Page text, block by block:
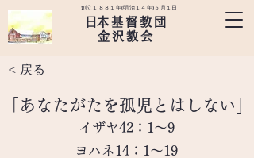
創立１８８１年(明治１４年)５月１日
​日本基督教団
金沢教会
< 戻る
「あなたがたを孤児とはしない」
イザヤ42：1～9
ヨハネ14：1～19